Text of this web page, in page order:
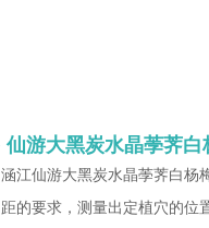
仙游大黑炭水晶荸荠白
涵江仙游大黑炭水晶荸荠白杨
距的要求，测量出定植穴的位